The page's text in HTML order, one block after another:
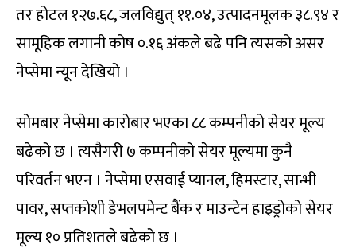
तर होटल १२७.६८, जलविद्युत् ११.०४, उत्पादनमूलक ३८.९४ र
सामूहिक लगानी कोष ०.१६ अंकले बढे पनि त्यसको असर
नेप्सेमा न्यून देखियो ।
सोमबार नेप्सेमा कारोबार भएका ८८ कम्पनीको सेयर मूल्य
बढेको छ । त्यसैगरी ७ कम्पनीको सेयर मूल्यमा कुनै
परिवर्तन भएन । नेप्सेमा एसवाई प्यानल, हिमस्टार, सान्भी
पावर, सप्तकोशी डेभलपमेन्ट बैंक र माउन्टेन हाइड्रोको सेयर
मूल्य १० प्रतिशतले बढेको छ ।